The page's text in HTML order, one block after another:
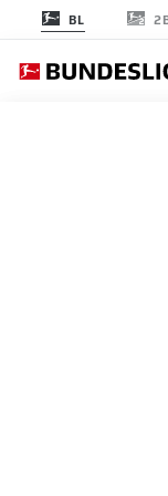
BL
Manuel Neuer geht am